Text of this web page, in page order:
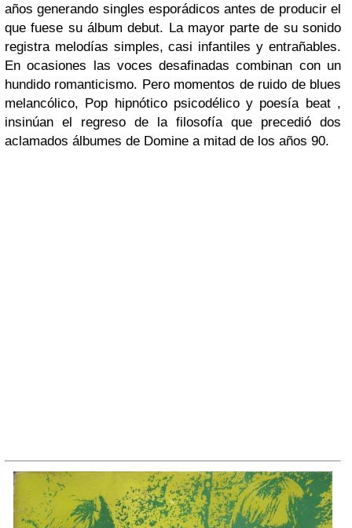
años generando singles esporádicos antes de producir el
que fuese su álbum debut. La mayor parte de su sonido
registra melodías simples, casi infantiles y entrañables.
En ocasiones las voces desafinadas combinan con un
hundido romanticismo. Pero momentos de ruido de blues
melancólico, Pop hipnótico psicodélico y poesía beat ,
insinúan el regreso de la filosofía que precedió dos
aclamados álbumes de Domine a mitad de los años 90.